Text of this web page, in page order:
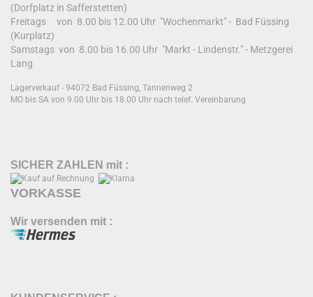
(Dorfplatz in Safferstetten)
Freitags von 8.00 bis 12.00 Uhr "Wochenmarkt" - Bad Füssing
(Kurplatz)
Samstags von 8.00 bis 16.00 Uhr "Markt - Lindenstr." - Metzgerei
Lang
Lagerverkauf - 94072 Bad Füssing, Tannenweg 2
MO bis SA von 9.00 Uhr bis 18.00 Uhr nach telef. Vereinbarung
SICHER ZAHLEN mit :
VORKASSE
Wir versenden mit :